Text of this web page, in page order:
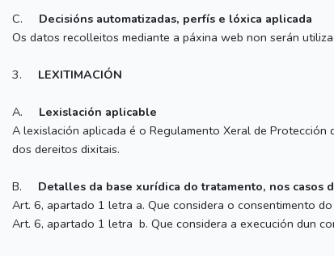
C. Decisións automatizadas, perfís e lóxica aplicada
Os datos recolleitos mediante a páxina web non serán
3. LEXITIMACIÓN
A. Lexislación aplicable
A lexislación aplicada é o Regulamento Xeral de
dos dereitos dixitais.
B. Detalles da base xurídica do tratamento, nos
Art. 6, apartado 1 letra a. Que considera o consentimento
Art. 6, apartado 1 letra b. Que considera a execución dun